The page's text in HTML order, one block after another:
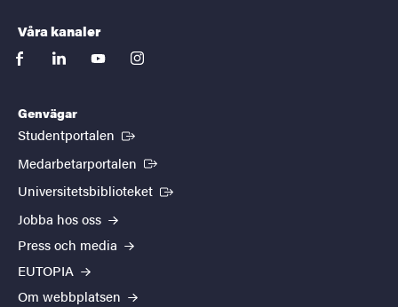
Våra kanaler
facebooklinkedinyoutubeinstagram
Genvägar
Studentportalen (Extern länk)
Medarbetarportalen (Extern länk)
Universitetsbiblioteket (Extern länk)
Jobba hos oss
Press och media
EUTOPIA
Om webbplatsen